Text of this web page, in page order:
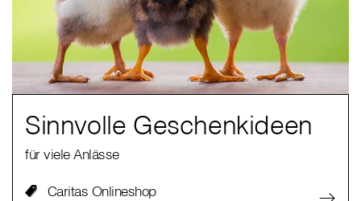
Sinnvolle Geschenkideen
für viele Anlässe
Caritas Onlineshop